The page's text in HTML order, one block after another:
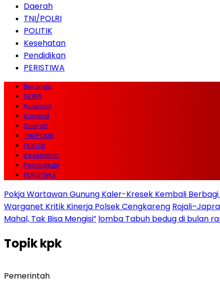
Daerah
TNI/POLRI
POLITIK
Kesehatan
Pendidikan
PERISTIWA
Beranda
NEWS
Nasional
Kriminal
Daerah
TNI/POLRI
POLITIK
Kesehatan
Pendidikan
PERISTIWA
Pokja Wartawan Gunung Kaler-Kresek Kembali
Warganet Kritik Kinerja Polsek Cengkareng
Mahal, Tak Bisa Mengisi” lomba Tabuh bedug di bulan
Topikkpk
Pemerintah